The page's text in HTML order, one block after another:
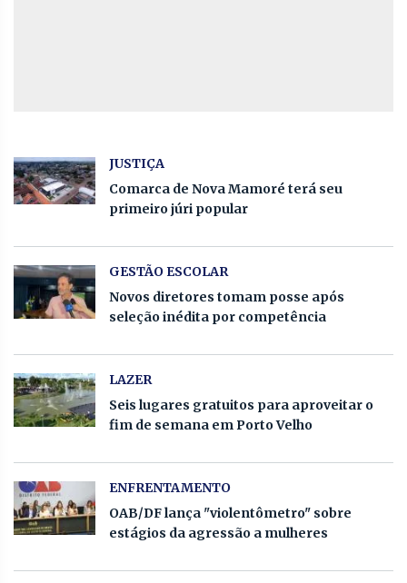
JUSTIÇA
Comarca de Nova Mamoré terá seu
primeiro júri popular
GESTÃO ESCOLAR
Novos diretores tomam posse após
seleção inédita por competência
LAZER
Seis lugares gratuitos para aproveitar o
fim de semana em Porto Velho
ENFRENTAMENTO
OAB/DF lança "violentômetro" sobre
estágios da agressão a mulheres